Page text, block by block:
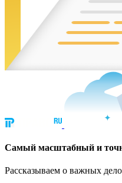
Cамый масштабный и
Рассказываем о важных